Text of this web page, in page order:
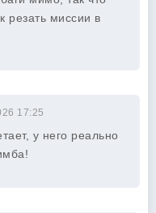
резать миссии в
17:25
у него реально